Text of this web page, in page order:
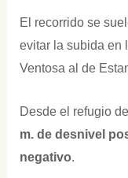
El recorrido se
evitar la subida en
Ventosa al de
Desde el refugio de
m. de desnivel
negativo.